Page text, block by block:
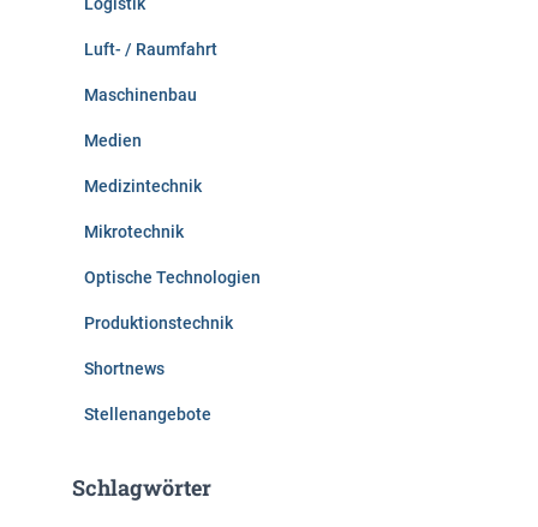
Logistik
Luft- / Raumfahrt
Maschinenbau
Medien
Medizintechnik
Mikrotechnik
Optische Technologien
Produktionstechnik
Shortnews
Stellenangebote
Schlagwörter